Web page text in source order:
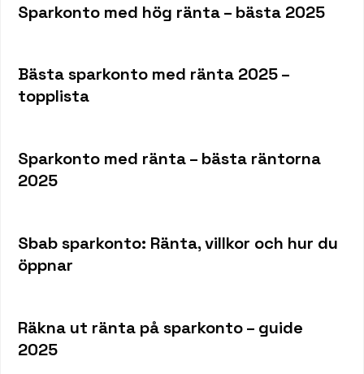
Sparkonto med hög ränta – bästa 2025
Bästa sparkonto med ränta 2025 –
topplista
Sparkonto med ränta – bästa räntorna
2025
Sbab sparkonto: Ränta, villkor och hur du
öppnar
Räkna ut ränta på sparkonto – guide
2025